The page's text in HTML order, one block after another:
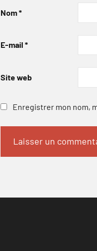
Nom*
E-mail *
Site web
Enregistrer mon nom,